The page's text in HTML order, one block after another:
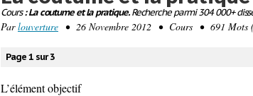
Cours: La coutume et la pratique.Recherche parmi 304 000+
Parlouverture • 26 Novembre 2012 • Cours • 691 Mots
Page 1 sur 3
L’élément objectif